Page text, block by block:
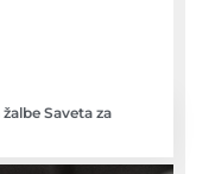
Saveta za